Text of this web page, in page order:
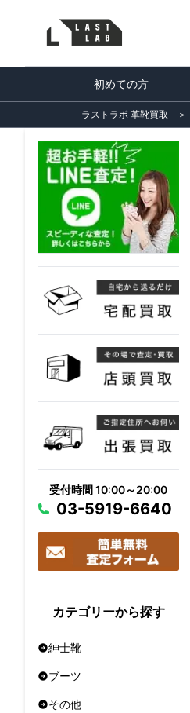
初めての方
ラストラボ 革靴買取 ＞
受付時間 10:00～20:00
03-5919-6640
カテゴリーから探す
紳士靴
ブーツ
その他